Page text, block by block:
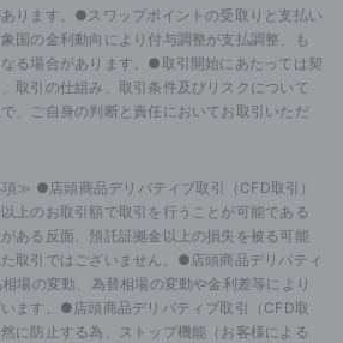
ります。●スワップポイントの受取りと支払い
国の金利動向により付与調整が支払調整、も
る場合があります。●取引開始にあたっては契
取引の仕組み、取引条件及びリスクについて
、ご自身の判断と責任においてお取引いただ
≫ ●店頭商品デリバティブ取引（CFD取引）
上のお取引額で取引を行うことが可能である
ある反面、預託証拠金以上の損失を被る可能
取引ではございません。●店頭商品デリバティ
場の変動、為替相場の変動や金利差等により
ます。●店頭商品デリバティブ取引（CFD取
に防止する為、ストップ機能（お客様による